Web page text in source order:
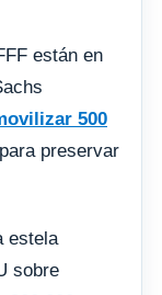
están en
500
preservar
estela
sobre